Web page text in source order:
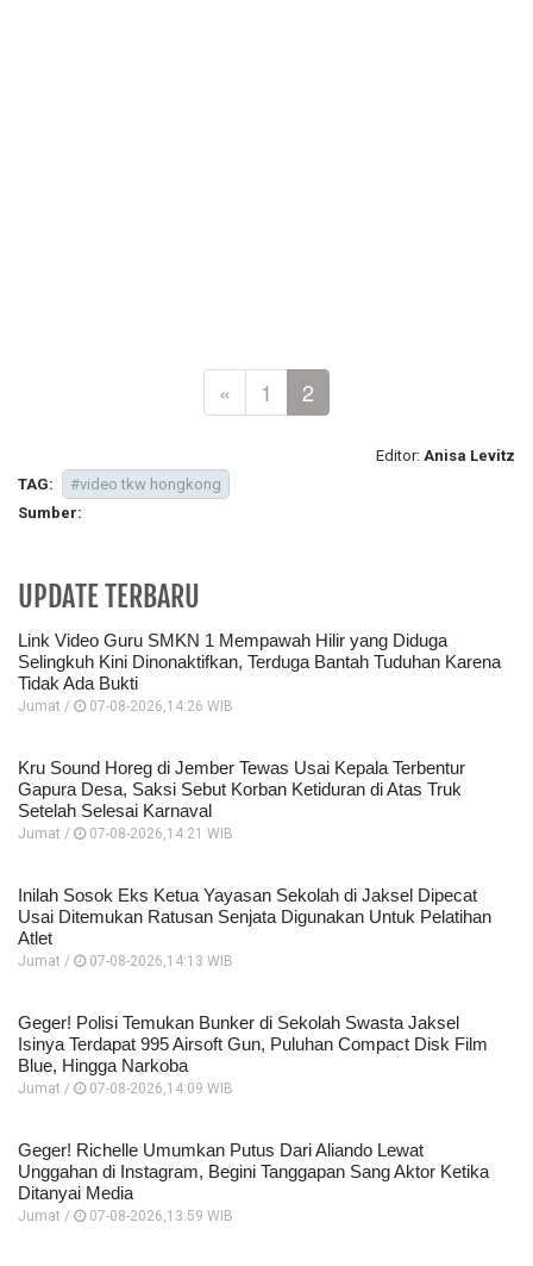
« 1 2
Editor: Anisa Levitz
TAG:
#video tkw hongkong
Sumber:
UPDATE TERBARU
Link Video Guru SMKN 1 Mempawah Hilir yang Diduga
Selingkuh Kini Dinonaktifkan, Terduga Bantah Tuduhan Karena
Tidak Ada Bukti
Jumat / 07-08-2026,14:26 WIB
Kru Sound Horeg di Jember Tewas Usai Kepala Terbentur
Gapura Desa, Saksi Sebut Korban Ketiduran di Atas Truk
Setelah Selesai Karnaval
Jumat / 07-08-2026,14:21 WIB
Inilah Sosok Eks Ketua Yayasan Sekolah di Jaksel Dipecat
Usai Ditemukan Ratusan Senjata Digunakan Untuk Pelatihan
Atlet
Jumat / 07-08-2026,14:13 WIB
Geger! Polisi Temukan Bunker di Sekolah Swasta Jaksel
Isinya Terdapat 995 Airsoft Gun, Puluhan Compact Disk Film
Blue, Hingga Narkoba
Jumat / 07-08-2026,14:09 WIB
Geger! Richelle Umumkan Putus Dari Aliando Lewat
Unggahan di Instagram, Begini Tanggapan Sang Aktor Ketika
Ditanyai Media
Jumat / 07-08-2026,13:59 WIB